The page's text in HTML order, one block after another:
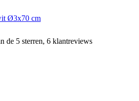
Ø3x70 cm
de 5 sterren, 6 klantreviews